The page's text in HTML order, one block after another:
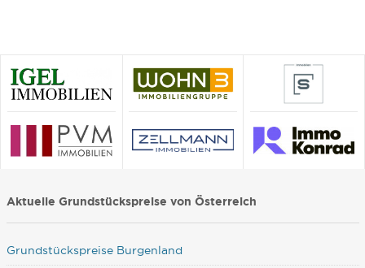
Aktuelle Grundstückspreise von Österreich
Grundstückspreise Burgenland